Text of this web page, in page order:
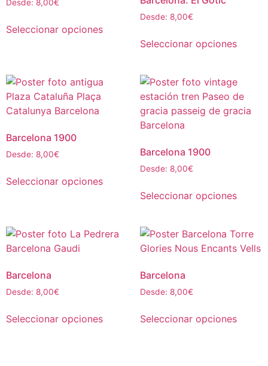
Desde: 8,00€
Seleccionar opciones
Desde: 8,00€
Seleccionar opciones
Barcelona 1900
Desde: 8,00€
Seleccionar opciones
Barcelona 1900
Desde: 8,00€
Seleccionar opciones
Barcelona
Desde: 8,00€
Seleccionar opciones
Barcelona
Desde: 8,00€
Seleccionar opciones